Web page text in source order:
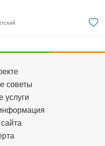
советы
услуги